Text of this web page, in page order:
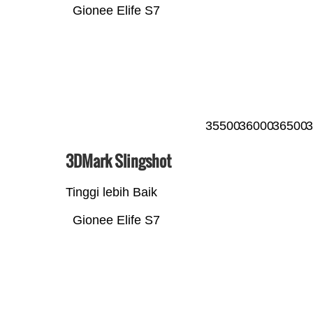
Gionee Elife S7
355003600036500
3DMark Slingshot
Tinggi lebih Baik
Gionee Elife S7